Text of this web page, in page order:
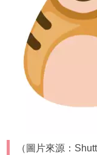
（圖片來源：